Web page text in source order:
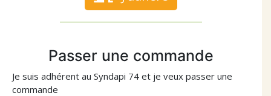
Passer une commande
Je suis adhérent au Syndapi 74 et je veux passer une
commande